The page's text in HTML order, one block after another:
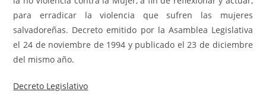
para erradicar la violencia que sufren las mujeres
salvadoreñas. Decreto emitido por la Asamblea Legislativa
el 24 de noviembre de 1994 y publicado el 23 de diciembre
del mismo año.
Decreto Legislativo